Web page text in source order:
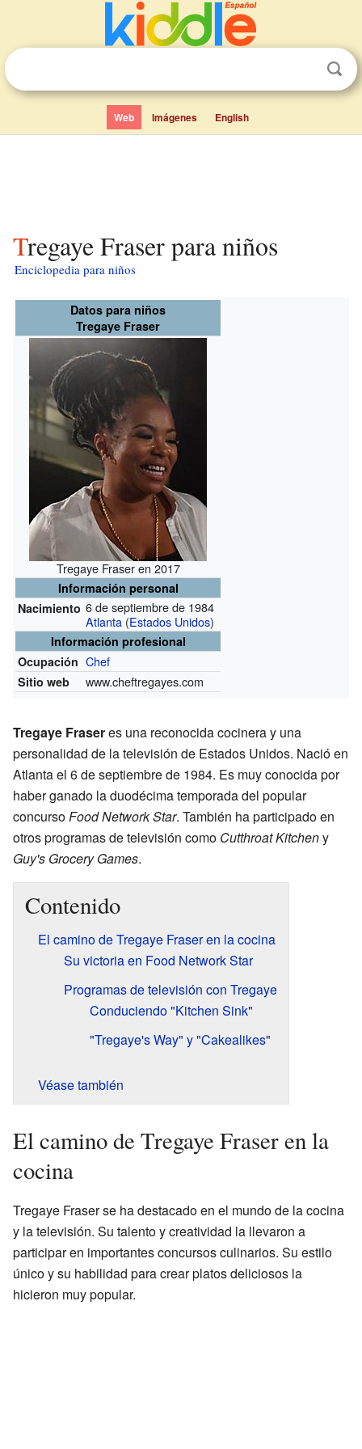
Web Imágenes English
Tregaye Fraser para niños
Enciclopedia para niños
Datos para niños
Tregaye Fraser
Tregaye Fraser en 2017
Información personal
Nacimiento 6 de septiembre de 1984
Atlanta (Estados Unidos)
Información profesional
Ocupación Chef
Sitio web www.cheftregayes.com
Tregaye Fraseres una reconocida cocinera y una
personalidad de la televisión de Estados Unidos. Nació en
Atlanta el 6 de septiembre de 1984. Es muy conocida por
haber ganado la duodécima temporada del popular
concursoFood Network Star. También ha participado en
otros programas de televisión como Cutthroat Kitcheny
Guy's Grocery Games.
Contenido
El camino de Tregaye Fraser en la cocina
Su victoria en Food Network Star
Programas de televisión con Tregaye
Conduciendo "Kitchen Sink"
"Tregaye's Way" y "Cakealikes"
Véase también
El camino de Tregaye Fraser en la
cocina
Tregaye Fraser se ha destacado en el mundo de la cocina
y la televisión. Su talento y creatividad la llevaron a
participar en importantes concursos culinarios. Su estilo
único y su habilidad para crear platos deliciosos la
hicieron muy popular.